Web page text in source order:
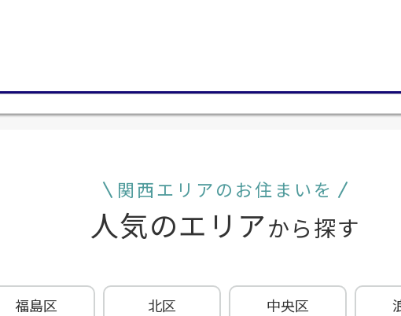
関西エリアのお住まいを
人気のエリアから探す
福島区 北区 中央区